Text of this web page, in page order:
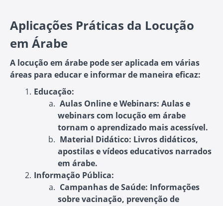
Aplicações Práticas da Locução
em Árabe
A locução em árabe pode ser aplicada em várias
áreas para educar e informar de maneira eficaz:
Educação:
Aulas Online e Webinars: Aulas e
webinars com locução em árabe
tornam o aprendizado mais acessível.
Material Didático: Livros didáticos,
apostilas e vídeos educativos narrados
em árabe.
Informação Pública:
Campanhas de Saúde: Informações
sobre vacinação, prevenção de